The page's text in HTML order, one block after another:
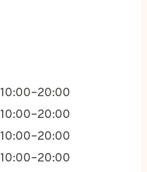
10:00–20:00
10:00–20:00
10:00–20:00
10:00–20:00